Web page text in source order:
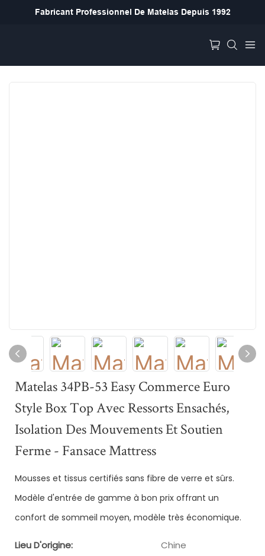
Fabricant Professionnel De Matelas Depuis 1992
Matelas 34PB-53 Easy Commerce Euro
Style Box Top Avec Ressorts Ensachés,
Isolation Des Mouvements Et Soutien
Ferme - Fansace Mattress
Mousses et tissus certifiés sans fibre de verre et sûrs.
Modèle d'entrée de gamme à bon prix offrant un
confort de sommeil moyen, modèle très économique.
Lieu D'origine: Chine